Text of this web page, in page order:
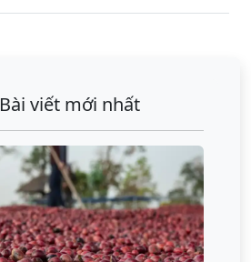
Bài viết mới nhất